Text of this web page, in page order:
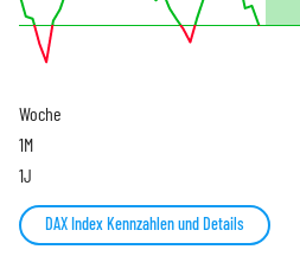
Woche
1M
1J
DAX Index Kennzahlen und Details